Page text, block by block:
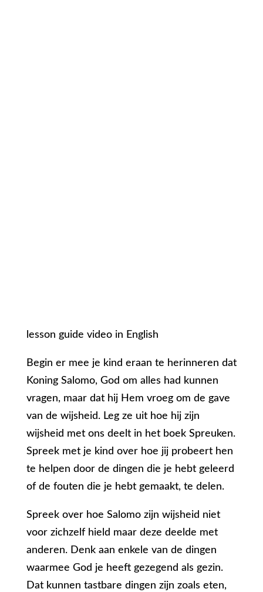
lesson guide video in English
Begin er mee je kind eraan te herinneren dat
Koning Salomo, God om alles had kunnen
vragen, maar dat hij Hem vroeg om de gave
van de wijsheid. Leg ze uit hoe hij zijn
wijsheid met ons deelt in het boek Spreuken.
Spreek met je kind over hoe jij probeert hen
te helpen door de dingen die je hebt geleerd
of de fouten die je hebt gemaakt, te delen.
Spreek over hoe Salomo zijn wijsheid niet
voor zichzelf hield maar deze deelde met
anderen. Denk aan enkele van de dingen
waarmee God je heeft gezegend als gezin.
Dat kunnen tastbare dingen zijn zoals eten,